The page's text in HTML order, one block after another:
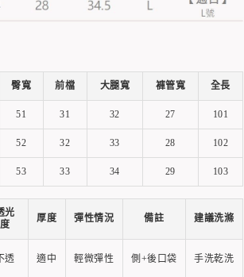
臀寬 前檔 大腿寬 褲管寬 全長
51 31 32 27 101
52 32 33 28 102
53 33 34 29 103
光
度
厚度 彈性情況 備註 建議洗滌
透 適中 輕微彈性 側+後口袋 手洗乾洗